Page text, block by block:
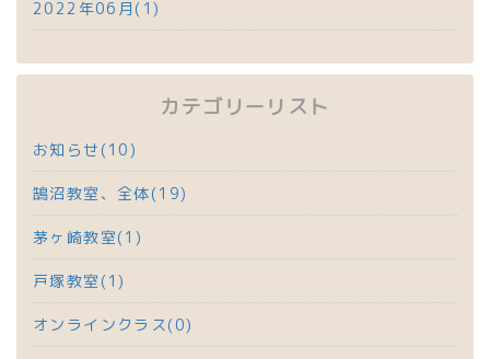
2022年06月(1)
カテゴリーリスト
お知らせ(10)
鵠沼教室、全体(19)
茅ヶ崎教室(1)
戸塚教室(1)
オンラインクラス(0)